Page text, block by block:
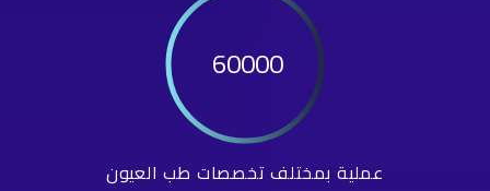
60000
عملية بمختلف تخصصات طب العيون